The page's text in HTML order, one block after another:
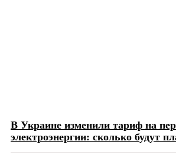
В Украине изменили тариф на
электроэнергии: сколько будут